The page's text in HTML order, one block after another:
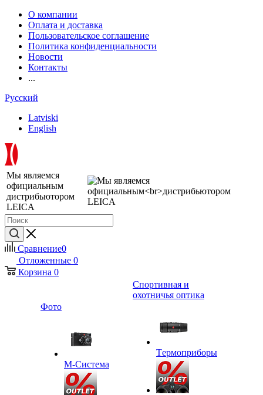
О компании
Оплата и доставка
Пользовательское соглашение
Политика конфиденциальности
Новости
Контакты
...
Русский
Latviski
English
Мы являемся
официальным
дистрибьютором
LEICA
Сравнение0
Отложенные 0
Корзина 0
Фото
M-Система
Спортивная и
охотничья оптика
Tермоприборы